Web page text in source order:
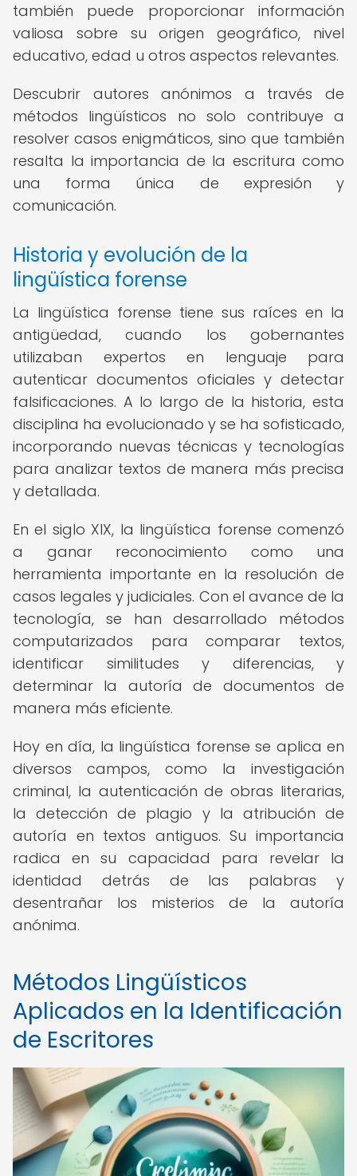
también puede proporcionar información
valiosa sobre su origen geográfico, nivel
educativo, edad u otros aspectos relevantes.
Descubrir autores anónimos a través de
métodos lingüísticos no solo contribuye a
resolver casos enigmáticos, sino que también
resalta la importancia de la escritura como
una forma única de expresión y
comunicación.
Historia y evolución de la
lingüística forense
La lingüística forense tiene sus raíces en la
antigüedad, cuando los gobernantes
utilizaban expertos en lenguaje para
autenticar documentos oficiales y detectar
falsificaciones. A lo largo de la historia, esta
disciplina ha evolucionado y se ha sofisticado,
incorporando nuevas técnicas y tecnologías
para analizar textos de manera más precisa
y detallada.
En el siglo XIX, la lingüística forense comenzó
a ganar reconocimiento como una
herramienta importante en la resolución de
casos legales y judiciales. Con el avance de la
tecnología, se han desarrollado métodos
computarizados para comparar textos,
identificar similitudes y diferencias, y
determinar la autoría de documentos de
manera más eficiente.
Hoy en día, la lingüística forense se aplica en
diversos campos, como la investigación
criminal, la autenticación de obras literarias,
la detección de plagio y la atribución de
autoría en textos antiguos. Su importancia
radica en su capacidad para revelar la
identidad detrás de las palabras y
desentrañar los misterios de la autoría
anónima.
Métodos Lingüísticos
Aplicados en la Identificación
de Escritores